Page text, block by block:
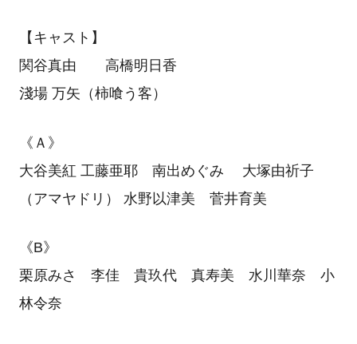
【キャスト】
関谷真由 高橋明日香
淺場 万矢（柿喰う客）
《Ａ》
大谷美紅 工藤亜耶 南出めぐみ 大塚由祈子
（アマヤドリ） 水野以津美 菅井育美
《B》
栗原みさ 李佳 貴玖代 真寿美 水川華奈 小
林令奈